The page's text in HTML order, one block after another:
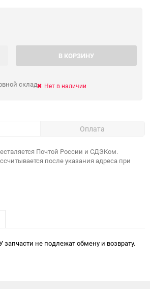
В КОРЗИНУ
склад Нет в наличии
Оплата
Почтой России и СДЭКом.
после указания адреса при
не подлежат обмену и возврату.